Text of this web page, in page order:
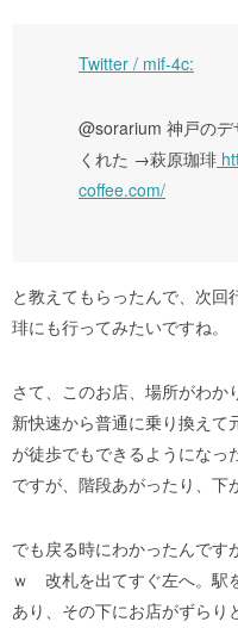
Twitter / mif-4c:
@sorarium 神戸の
くれた →萩原珈琲
coffee.com/
と教えてもらったんで、次
琲にも行ってみたいですね。
さて、このお店、場所がわ
新快速から普通に乗り換え
が徒歩でもできるようになっ
ですが、階段あがったり、下
でも戻る時にわかったんです
ｗ 改札を出てすぐ左へ。駅
あり、その下にお店がずらり